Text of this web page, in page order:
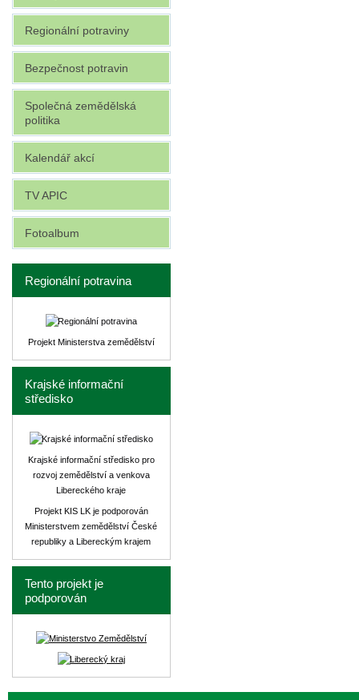
Regionální potraviny
Bezpečnost potravin
Společná zemědělská
politika
Kalendář akcí
TV APIC
Fotoalbum
Regionální potravina
Projekt Ministerstva zemědělství
Krajské informační
středisko
Krajské informační středisko pro
rozvoj zemědělství a venkova
Libereckého kraje
Projekt KIS LK je podporován
Ministerstvem zemědělství České
republiky a Libereckým krajem
Tento projekt je
podporován